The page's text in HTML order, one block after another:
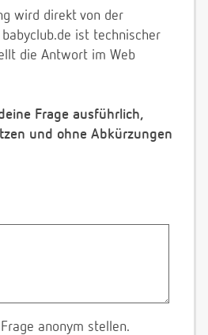
wird direkt von der
ist technischer
die Antwort im Web
Frage ausführlich,
und ohne Abkürzungen
anonym stellen.